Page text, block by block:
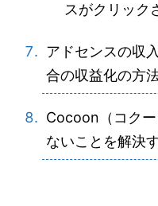
スがクリック
アドセンスの収
合の収益化の方
Cocoon（コク
ないことを解決